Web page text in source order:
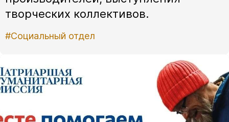
творческих коллективов.
#Социальный отдел